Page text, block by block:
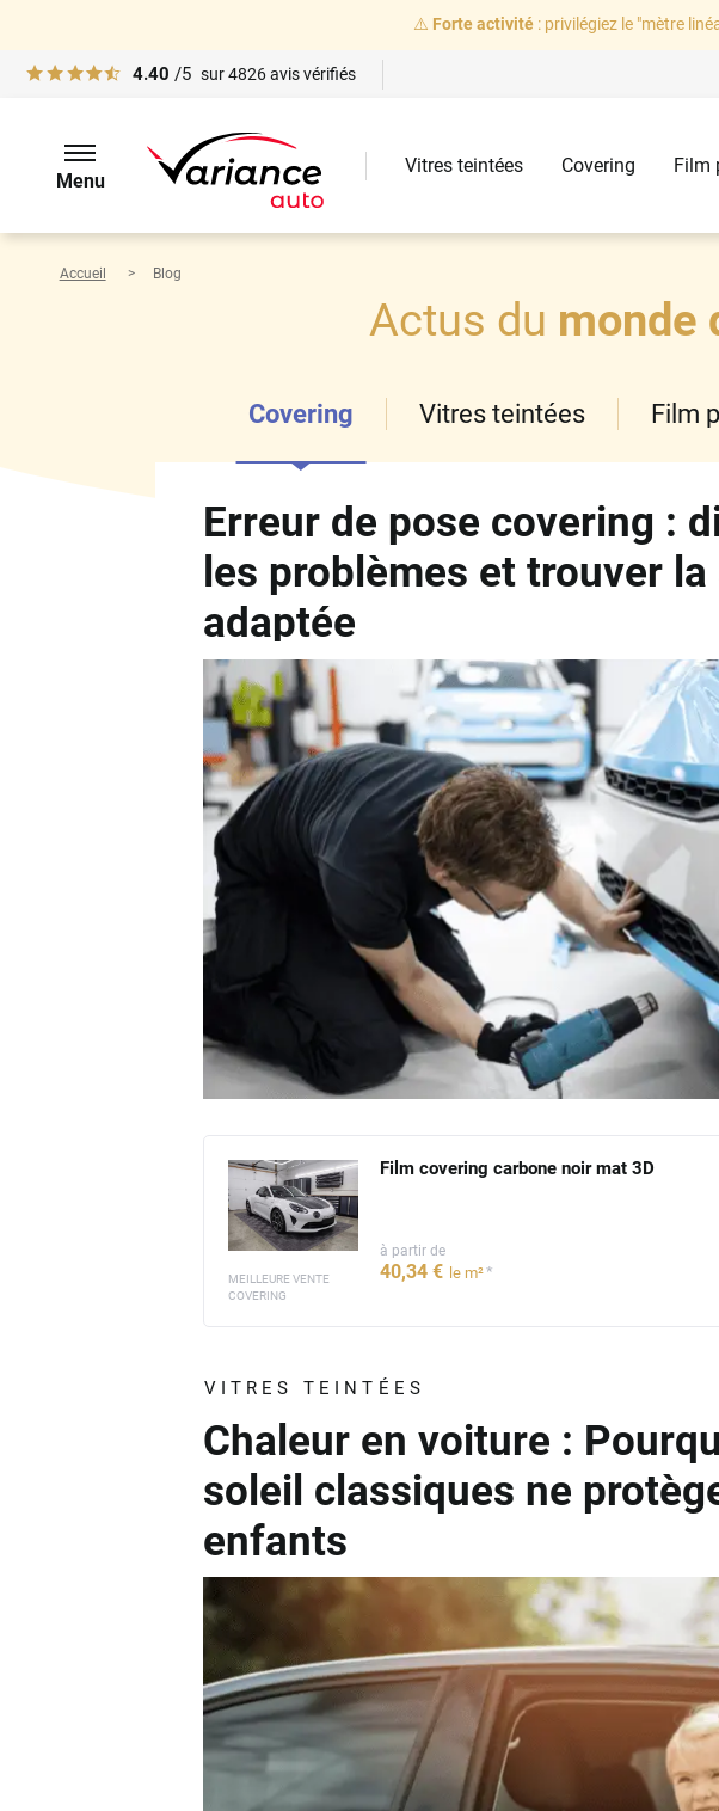
⚠️ Forte activité: privilégiez le "mètre
4.40 /5 sur4826avis vérifiés
Menu
Vitres teintées Covering Film
Accueil Blog
Actus du monde
Covering Vitres teintées Film
Erreur de pose covering :
les problèmes et trouver
adaptée
Film covering carbone noir mat 3D
à partir de
40,34 € le m²*
MEILLEURE VENTE
COVERING
VITRES TEINTÉES
Chaleur en voiture :
soleil classiques ne
enfants